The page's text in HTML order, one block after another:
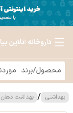
داروخانه آنلاین
بهداشتی / بهداشت دهان